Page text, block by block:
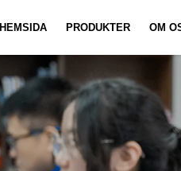
HEMSIDA PRODUKTER OM
Anteckningsbok